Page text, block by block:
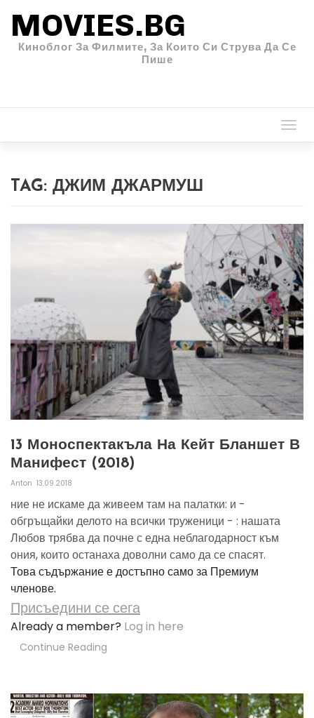
MOVIES.BG
Киноблог За Филмите, За Които Си Струва Да Се
Пише
TAG: ДЖИМ ДЖАРМУШ
13 Моноспектакъла На Кейт Бланшет В
Манифест (2018)
Anton 13.09.2018
ние не искаме да живеем там на палатки: и -
обгръщайки делото на всички труженици - : нашата
Любов трябва да почне с една неблагодарност към
ония, които останаха доволни само да се спасят.
Това съдържание е достъпно само за Премиум
членове.
Присъедини се сега
Already a member? Log in here
Continue Reading